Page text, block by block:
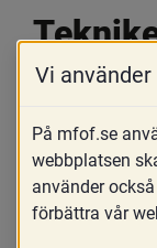
Skriv ut
om
Vi
På mfof.se
webbplatsen
använder
förbättra vår